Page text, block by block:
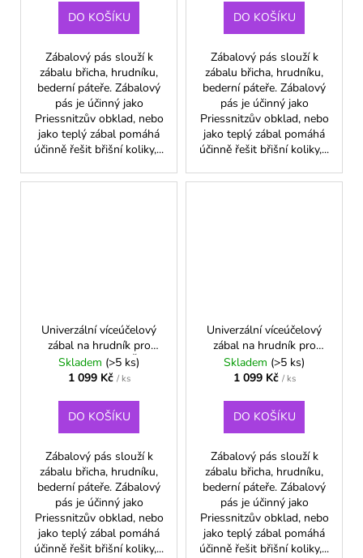
DO KOŠÍKU
Zábalový pás slouží k
zábalu břicha, hrudníku,
bederní páteře. Zábalový
pás je účinný jako
Priessnitzův obklad, nebo
jako teplý zábal pomáhá
účinně řešit břišní koliky,...
DO KOŠÍKU
Zábalový pás slouží k
zábalu břicha, hrudníku,
bederní páteře. Zábalový
pás je účinný jako
Priessnitzův obklad, nebo
jako teplý zábal pomáhá
účinně řešit břišní koliky,...
Univerzální víceúčelový
zábal na hrudník pro
dorost, dospělé - Šedá
Skladem (>5 ks)
1 099 Kč / ks
DO KOŠÍKU
Zábalový pás slouží k
zábalu břicha, hrudníku,
bederní páteře. Zábalový
pás je účinný jako
Priessnitzův obklad, nebo
jako teplý zábal pomáhá
účinně řešit břišní koliky,...
Univerzální víceúčelový
zábal na hrudník pro
dorost, dospělé - Zelená
Skladem (>5 ks)
1 099 Kč / ks
DO KOŠÍKU
Zábalový pás slouží k
zábalu břicha, hrudníku,
bederní páteře. Zábalový
pás je účinný jako
Priessnitzův obklad, nebo
jako teplý zábal pomáhá
účinně řešit břišní koliky,...